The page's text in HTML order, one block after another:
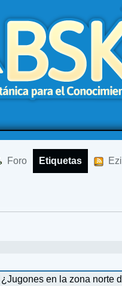
Foro Etiquetas
en la zona norte